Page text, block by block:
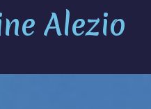
Alezio